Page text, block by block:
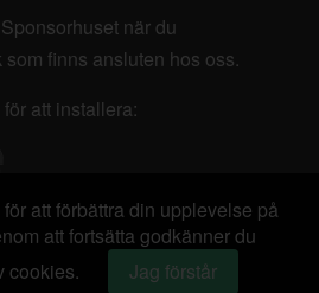
när du
finns ansluten hos oss.
att installera:
att förbättra din upplevelse på
att fortsätta godkänner du
cookies.
Jag förstår